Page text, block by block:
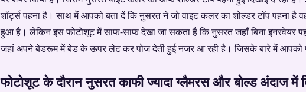
शॉर्ट्स पहना है। साथ में आपको बता दें कि नुसरत ने जो वाइट कलर का शोल्डर टॉप पहना है
हुआ है। लेकिन इस फोटोशूट में साफ-साफ देखा जा सकता है कि नुसरत जहाँ बिना इनरवेयर
जहां अपने बेडरूम में बेड के ऊपर लेट कर पोज देती हुई नजर आ रही है। जिसके बारे में आपको
फोटोशूट के दौरान नुसरत काफी ज्यादा ग्लैमरस और बोल्ड अंदाज में